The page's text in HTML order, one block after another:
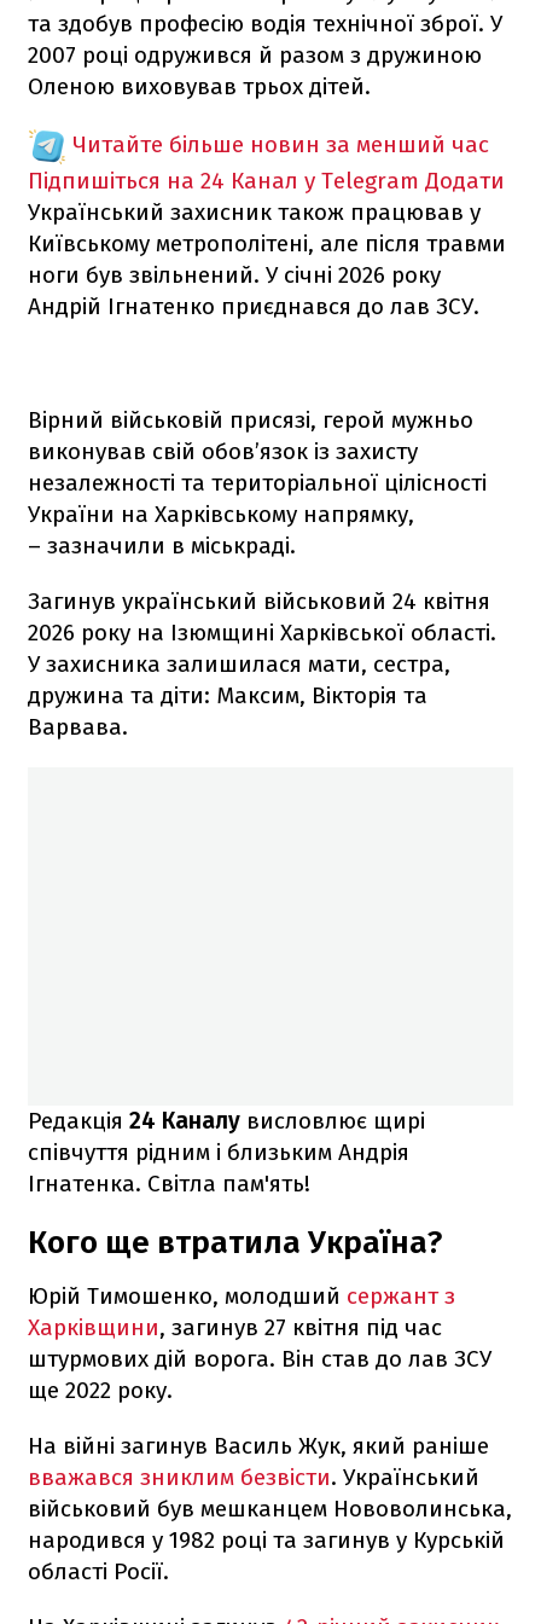
та здобув професію водія технічної зброї. У
2007 році одружився й разом з дружиною
Оленою виховував трьох дітей.
Читайте більше новин за менший час
Підпишіться на 24 Канал у Telegram Додати
Український захисник також працював у
Київському метрополітені, але після травми
ноги був звільнений. У січні 2026 року
Андрій Ігнатенко приєднався до лав ЗСУ.
Вірний військовій присязі, герой мужньо
виконував свій обов’язок із захисту
незалежності та територіальної цілісності
України на Харківському напрямку,
– зазначили в міськраді.
Загинув український військовий 24 квітня
2026 року на Ізюмщині Харківської області.
У захисника залишилася мати, сестра,
дружина та діти: Максим, Вікторія та
Варвава.
Редакція 24 Каналу висловлює щирі
співчуття рідним і близьким Андрія
Ігнатенка. Світла пам'ять!
Кого ще втратила Україна?
Юрій Тимошенко, молодший сержант з
Харківщини, загинув 27 квітня під час
штурмових дій ворога. Він став до лав ЗСУ
ще 2022 року.
На війні загинув Василь Жук, який раніше
вважався зниклим безвісти. Український
військовий був мешканцем Нововолинська,
народився у 1982 році та загинув у Курській
області Росії.